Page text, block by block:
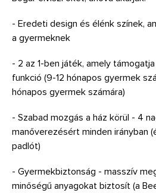
- Eredeti design és élénk színek,
a gyermeknek
- 2 az 1-ben játék, amely
funkció (9-12 hónapos gyermek
hónapos gyermek számára)
- Szabad mozgás a ház körül - 4
manőverezésért minden irányban
padlót)
- Gyermekbiztonság - masszív
minőségű anyagokat biztosít (a